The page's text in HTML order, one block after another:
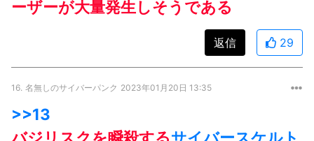
ーザーが大量発生しそうである
返信 29
16. 名無しのサイバーパンク 2023年01月20日 13:35
>>13
バジリスクを瞬殺するサイバースケルト